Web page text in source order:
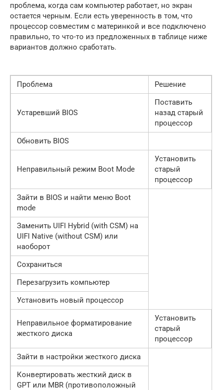
проблема, когда сам компьютер работает, но экран
остается черным. Если есть уверенность в том, что
процессор совместим с материнкой и все подключено
правильно, то что-то из предложенных в таблице ниже
вариантов должно сработать.
Проблема Решение
Устаревший BIOS
Поставить
назад старый
процессор
Обновить BIOS
Неправильный режим Boot Mode
Установить
старый
процессор
Зайти в BIOS и найти меню Boot
mode
Заменить UIFI Hybrid (with CSM) на
UIFI Native (without CSM) или
наоборот
Сохраниться
Перезагрузить компьютер
Установить новый процессор
Неправильное форматирование
жесткого диска
Установить
старый
процессор
Зайти в настройки жесткого диска
Конвертировать жесткий диск в
GPT или MBR (противоположный